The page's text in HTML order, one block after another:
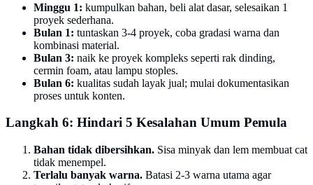
Minggu 1: kumpulkan bahan, beli alat dasar, selesaikan 1
proyek sederhana.
Bulan 1: tuntaskan 3-4 proyek, coba gradasi warna dan
kombinasi material.
Bulan 3: naik ke proyek kompleks seperti rak dinding,
cermin foam, atau lampu stoples.
Bulan 6: kualitas sudah layak jual; mulai dokumentasikan
proses untuk konten.
Langkah 6: Hindari 5 Kesalahan Umum Pemula
Bahan tidak dibersihkan. Sisa minyak dan lem membuat cat
tidak menempel.
Terlalu banyak warna. Batasi 2-3 warna utama agar